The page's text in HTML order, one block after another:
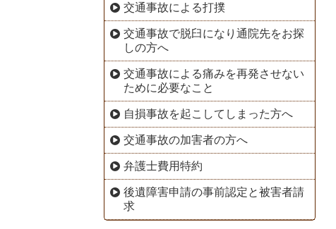
交通事故による打撲
交通事故で脱臼になり通院先をお探
しの方へ
交通事故による痛みを再発させない
ために必要なこと
自損事故を起こしてしまった方へ
交通事故の加害者の方へ
弁護士費用特約
後遺障害申請の事前認定と被害者請
求